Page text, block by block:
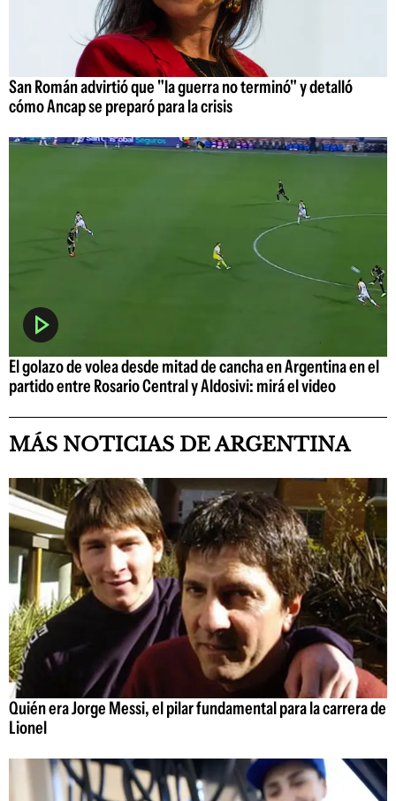
San Román advirtió que "la guerra no terminó" y detalló
cómo Ancap se preparó para la crisis
El golazo de volea desde mitad de cancha en Argentina en el
partido entre Rosario Central y Aldosivi: mirá el video
MÁS NOTICIAS DE ARGENTINA
Quién era Jorge Messi, el pilar fundamental para la carrera de
Lionel